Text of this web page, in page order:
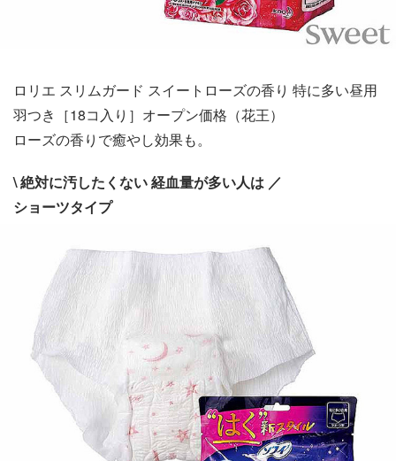
ロリエ スリムガード スイートローズの香り 特に多い昼用
羽つき［18コ入り］オープン価格（花王）
ローズの香りで癒やし効果も。
\ 絶対に汚したくない 経血量が多い人は ／
ショーツタイプ